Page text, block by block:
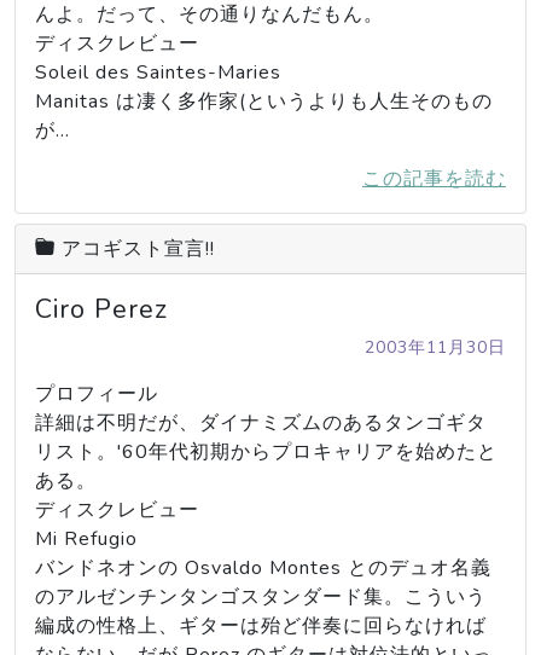
んよ。だって、その通りなんだもん。
ディスクレビュー
Soleil des Saintes-Maries
Manitas は凄く多作家(というよりも人生そのもの
が…
この記事を読む
アコギスト宣言!!
Ciro Perez
2003年11月30日
プロフィール
詳細は不明だが、ダイナミズムのあるタンゴギタ
リスト。'60年代初期からプロキャリアを始めたと
ある。
ディスクレビュー
Mi Refugio
バンドネオンの Osvaldo Montes とのデュオ名義
のアルゼンチンタンゴスタンダード集。こういう
編成の性格上、ギターは殆ど伴奏に回らなければ